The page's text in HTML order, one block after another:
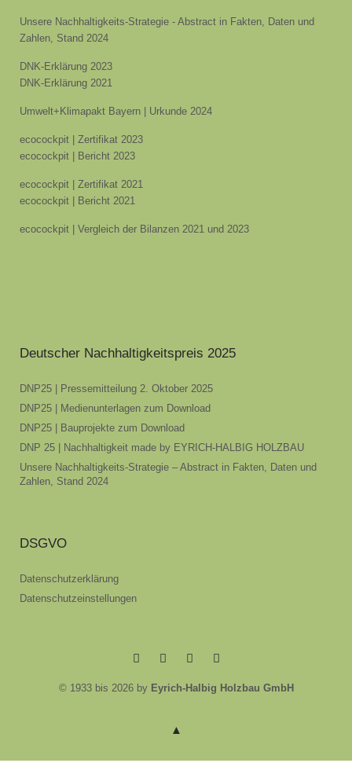
Unsere Nachhaltigkeits-Strategie - Abstract in Fakten, Daten und
Zahlen, Stand 2024
DNK-Erklärung 2023
DNK-Erklärung 2021
Umwelt+Klimapakt Bayern | Urkunde 2024
ecocockpit | Zertifikat 2023
ecocockpit | Bericht 2023
ecocockpit | Zertifikat 2021
ecocockpit | Bericht 2021
ecocockpit | Vergleich der Bilanzen 2021 und 2023
Deutscher Nachhaltigkeitspreis 2025
DNP25 | Pressemitteilung 2. Oktober 2025
DNP25 | Medienunterlagen zum Download
DNP25 | Bauprojekte zum Download
DNP 25 | Nachhaltigkeit made by EYRICH-HALBIG HOLZBAU
Unsere Nachhaltigkeits-Strategie – Abstract in Fakten, Daten und
Zahlen, Stand 2024
DSGVO
Datenschutzerklärung
Datenschutzeinstellungen
EYRICH-EYRICH-EYRICH-EYRICH-
© 1933 bis 2026 by Eyrich-Halbig Holzbau GmbH